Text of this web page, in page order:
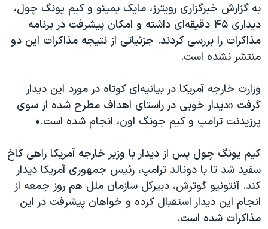
صفحه‌های ویژه
سفر پرزیدنت ترامپ به چین
به گزارش خبرگزاری رویترز، مایک پمپئو و کیم یونگ چول،
دیداری ۴۵ دقیقه‌ای داشته و امکان پیشرفت در برنامه
مذاکرات را بررسی کردند. جزئیاتی از نتیجه مذاکرات این دو
منتشر نشده است.
وزارت خارجه آمریکا در بیانیه‌ای کوتاه در مورد این دیدار
گرفت «دیدار خوبی در راستای اهداف مطرح شده از سوی
پرزیدنت ترامپ و کیم جونگ اون، انجام شده است.»
کیم یونگ چول پس از دیدار با وزیر خارجه آمریکا راهی کاخ
سفید شد تا با دونالد ترامپ، رئیس جمهوری آمریکا دیدار
کند. آنتونیو گوترش، دبیرکل سازمان ملل هم روز جمعه از
انجام این دیدار استقبال کرده و خواهان پیشرفت در این
مذاکرات شده است.